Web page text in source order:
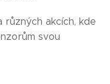
různých akcích, kde
svou